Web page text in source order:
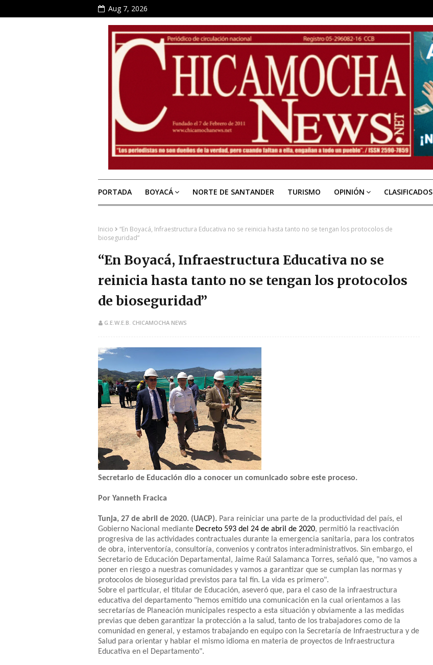
Aug 7, 2026
PORTADA BOYACÁ NORTE DE SANTANDER TURISMO OPINIÓN CLASIFICADOS
Inicio
“En Boyacá, Infraestructura Educativa no se reinicia hasta tanto no se tengan los protocolos de
bioseguridad”
“En Boyacá, Infraestructura Educativa no se
reinicia hasta tanto no se tengan los protocolos
de bioseguridad”
G.E.W.E.B. CHICAMOCHA NEWS
Secretario de Educación dio a conocer un comunicado sobre este proceso.
Por Yanneth Fracica
Tunja, 27 de abril de 2020. (UACP). Para reiniciar una parte de la productividad del país, el
Gobierno Nacional mediante Decreto 593 del 24 de abril de 2020, permitió la reactivación
progresiva de las actividades contractuales durante la emergencia sanitaria, para los contratos
de obra, interventoría, consultoría, convenios y contratos interadministrativos. Sin embargo, el
Secretario de Educación Departamental, Jaime Raúl Salamanca Torres, señaló que, "no vamos a
poner en riesgo a nuestras comunidades y vamos a garantizar que se cumplan las normas y
protocolos de bioseguridad previstos para tal fin. La vida es primero".
Sobre el particular, el titular de Educación, aseveró que, para el caso de la infraestructura
educativa del departamento "hemos emitido una comunicación en la cual orientamos a las
secretarías de Planeación municipales respecto a esta situación y obviamente a las medidas
previas que deben garantizar la protección a la salud, tanto de los trabajadores como de la
comunidad en general, y estamos trabajando en equipo con la Secretaría de Infraestructura y de
Salud para orientar y hablar el mismo idioma en materia de proyectos de Infraestructura
Educativa en el Departamento".